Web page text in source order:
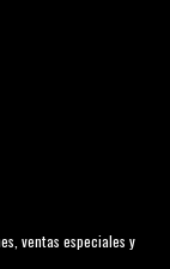
ventas especiales y